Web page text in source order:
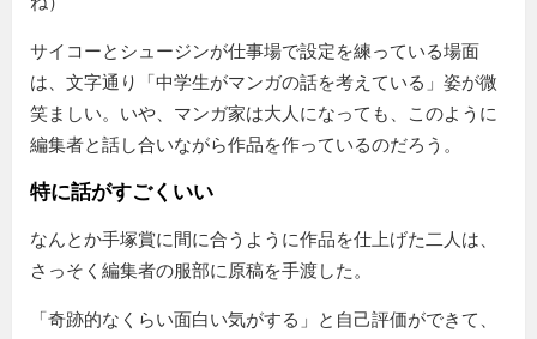
サイコーとシュージンが仕事場で設定を練っている場面
は、文字通り「中学生がマンガの話を考えている」姿が微
笑ましい。いや、マンガ家は大人になっても、このように
編集者と話し合いながら作品を作っているのだろう。
特に話がすごくいい
なんとか手塚賞に間に合うように作品を仕上げた二人は、
さっそく編集者の服部に原稿を手渡した。
奇跡的なくらい面白い気がする
と自己評価ができて、